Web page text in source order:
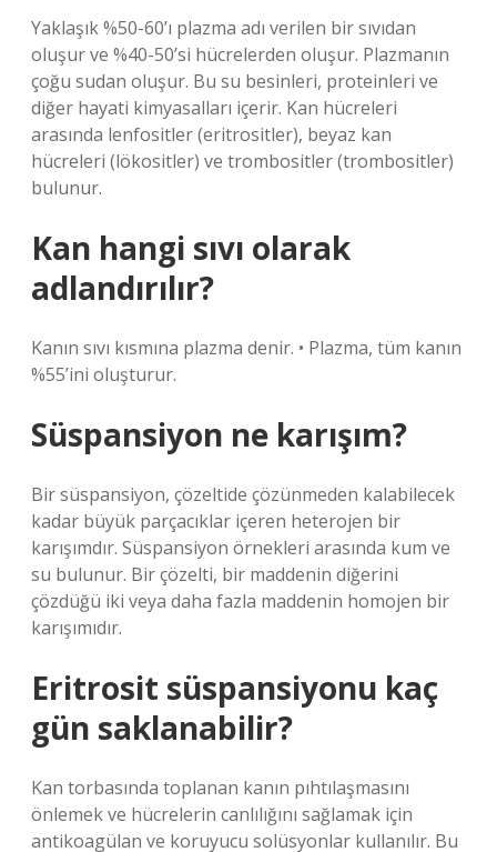
Yaklaşık %50-60’ı plazma adı verilen bir sıvıdan
oluşur ve %40-50’si hücrelerden oluşur. Plazmanın
çoğu sudan oluşur. Bu su besinleri, proteinleri ve
diğer hayati kimyasalları içerir. Kan hücreleri
arasında lenfositler (eritrositler), beyaz kan
hücreleri (lökositler) ve trombositler (trombositler)
bulunur.
Kan hangi sıvı olarak
adlandırılır?
Kanın sıvı kısmına plazma denir. • Plazma, tüm kanın
%55’ini oluşturur.
Süspansiyon ne karışım?
Bir süspansiyon, çözeltide çözünmeden kalabilecek
kadar büyük parçacıklar içeren heterojen bir
karışımdır. Süspansiyon örnekleri arasında kum ve
su bulunur. Bir çözelti, bir maddenin diğerini
çözdüğü iki veya daha fazla maddenin homojen bir
karışımıdır.
Eritrosit süspansiyonu kaç
gün saklanabilir?
Kan torbasında toplanan kanın pıhtılaşmasını
önlemek ve hücrelerin canlılığını sağlamak için
antikoagülan ve koruyucu solüsyonlar kullanılır. Bu